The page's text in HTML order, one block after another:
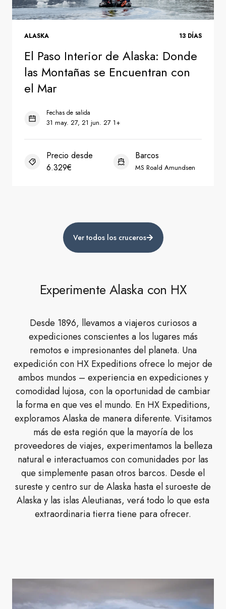
Ver todos los cruceros
Experimente Alaska con HX
Desde 1896, llevamos a viajeros curiosos a
expediciones conscientes a los lugares más
remotos e impresionantes del planeta. Una
expedición con HX Expeditions ofrece lo mejor de
ambos mundos – experiencia en expediciones y
comodidad lujosa, con la oportunidad de cambiar
la forma en que ves el mundo. En HX Expeditions,
exploramos Alaska de manera diferente. Visitamos
más de esta región que la mayoría de los
proveedores de viajes, experimentamos la belleza
natural e interactuamos con comunidades por las
que simplemente pasan otros barcos. Desde el
sureste y centro sur de Alaska hasta el suroeste de
Alaska y las islas Aleutianas, verá todo lo que esta
extraordinaria tierra tiene para ofrecer.